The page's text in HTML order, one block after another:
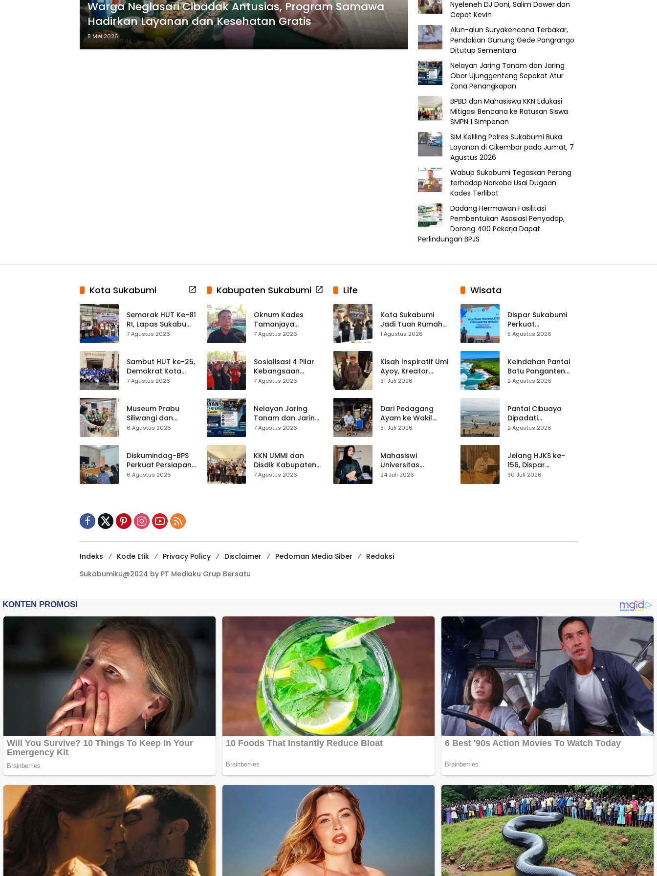
Warga Neglasari Cibadak Antusias, Program Samawa
Hadirkan Layanan dan Kesehatan Gratis
5 Mei 2026
Nyeleneh DJ Doni, Salim Dower dan
Cepot Kevin
Alun-alun Suryakencana Terbakar,
Pendakian Gunung Gede Pangrango
Ditutup Sementara
Nelayan Jaring Tanam dan Jaring
Obor Ujunggenteng Sepakat Atur
Zona Penangkapan
BPBD dan Mahasiswa KKN Edukasi
Mitigasi Bencana ke Ratusan Siswa
SMPN 1 Simpenan
SIM Keliling Polres Sukabumi Buka
Layanan di Cikembar pada Jumat, 7
Agustus 2026
Wabup Sukabumi Tegaskan Perang
terhadap Narkoba Usai Dugaan
Kades Terlibat
Dadang Hermawan Fasilitasi
Pembentukan Asosiasi Penyadap,
Dorong 400 Pekerja Dapat
Perlindungan BPJS
Kota Sukabumi
Semarak HUT Ke-81
RI, Lapas Sukabumi
Resmi Gelar Pekan
7 Agustus 2026
Sambut HUT ke-25,
Demokrat Kota
Sukabumi
ASRI Lewat Aksi
Bersih Masjid
Agung
7 Agustus 2026
Museum Prabu
Siliwangi dan
Museum Keramik
Hampir 500 Koleksi
Dipisahkan
6 Agustus 2026
Diskumindag-BPS
Perkuat Persiapan
Sensus Ekonomi,
6 Agustus 2026
Kabupaten Sukabumi
Oknum Kades
Tamanjaya
Terjerat Kasus
Seleksi Calon
Kades Diperketat
7 Agustus 2026
Sosialisasi 4 Pilar
Kebangsaan
Digelar di
Tekankan
Pentingnya
Persatuan
7 Agustus 2026
Nelayan Jaring
Tanam dan Jaring
Obor
Penangkapan
7 Agustus 2026
KKN UMMI dan
Disdik Kabupaten
Sukabumi Perkuat
7 Agustus 2026
Life
Kota Sukabumi
Jadi Tuan Rumah
Kontes Batu Akik
1 Agustus 2026
Kisah Inspiratif Umi
Ayoy, Kreator
TikTok Asal
Live Streaming
31 Juli 2026
Dari Pedagang
Ayam ke Wakil
Ketua DPRD, H.
Pasar Cisaat
31 Juli 2026
Mahasiswi
Universitas
Muhammadiyah
24 Juli 2026
Wisata
Dispar Sukabumi
Perkuat
Keselamatan
Mitigasi hingga
Teknik Evakuasi
5 Agustus 2026
Keindahan Pantai
Batu Panganten
Mulai Dilirik
2 Agustus 2026
Pantai Cibuaya
Dipadati
Wisatawan,
Waspada
2 Agustus 2026
Jelang HJKS ke-
156, Dispar
Kabupaten
30 Juli 2026
Indeks Kode Etik Privacy Policy Disclaimer Pedoman Media Siber
Redaksi
Sukabumiku@2024 by PT Mediaku Grup Bersatu